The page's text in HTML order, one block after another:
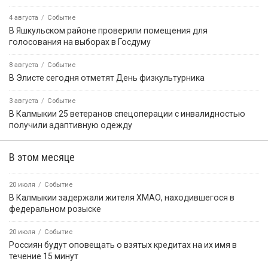
4 августа Событие
В Яшкульском районе проверили помещения для
голосования на выборах в Госдуму
8 августа Событие
В Элисте сегодня отметят День физкультурника
3 августа Событие
В Калмыкии 25 ветеранов спецоперации с инвалидностью
получили адаптивную одежду
В этом месяце
20 июля Событие
В Калмыкии задержали жителя ХМАО, находившегося в
федеральном розыске
20 июля Событие
Россиян будут оповещать о взятых кредитах на их имя в
течение 15 минут